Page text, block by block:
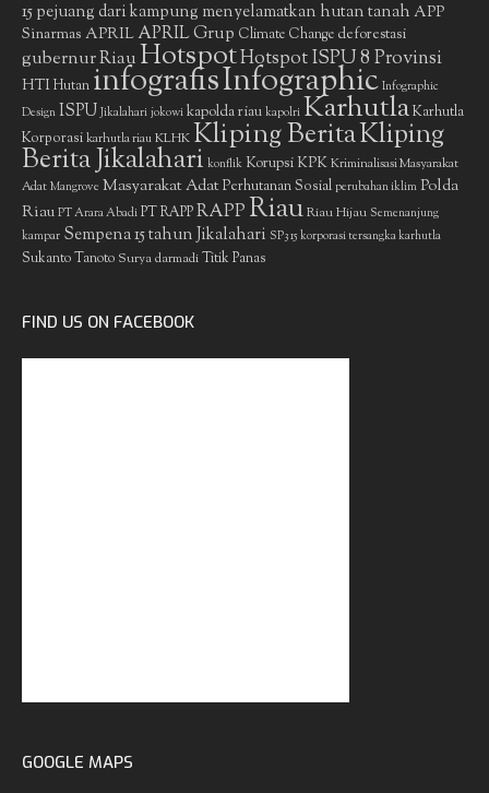
15 pejuang dari kampung menyelamatkan hutan tanah APP
Sinarmas APRIL APRIL Grup Climate Change deforestasi
gubernur RiauHotspotHotspot ISPU 8 Provinsi
HTIHutan infografisInfographic Infographic
Design ISPU Jikalahari jokowi kapolda riau kapolri KarhutlaKarhutla
Korporasikarhutla riauKLHKKliping BeritaKliping
Berita Jikalahari konflik Korupsi KPKKriminalisasi Masyarakat
Adat Mangrove Masyarakat AdatPerhutanan Sosial perubahan iklim Polda
Riau PT Arara Abadi PT RAPPRAPPRiauRiau Hijau Semenanjung
kampar Sempena 15 tahun Jikalahari SP3 15 korporasi tersangka karhutla
Sukanto Tanoto Surya darmadiTitik Panas
FIND US ON FACEBOOK
GOOGLE MAPS